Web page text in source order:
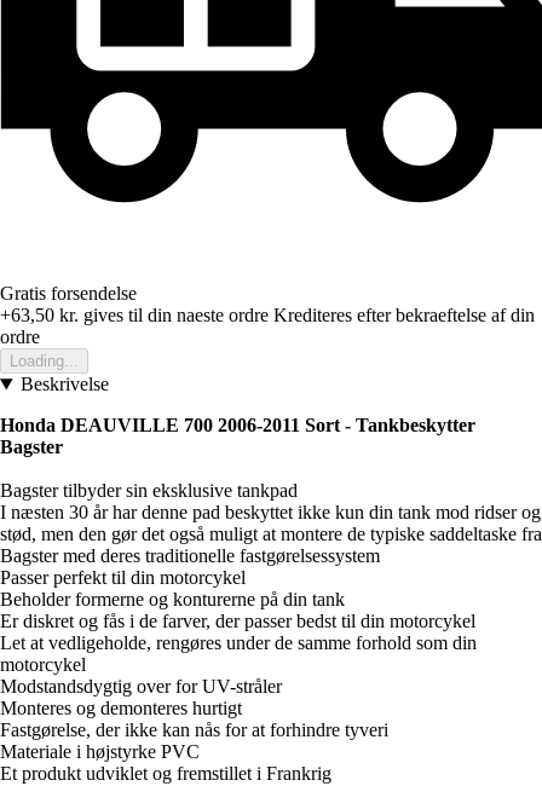
Gratis forsendelse
+63,50 kr. gives til din naeste ordre Krediteres efter bekraeftelse af din
ordre
Loading...
Beskrivelse
Honda DEAUVILLE 700 2006-2011 Sort - Tankbeskytter
Bagster
Bagster tilbyder sin eksklusive tankpad
I næsten 30 år har denne pad beskyttet ikke kun din tank mod ridser og
stød, men den gør det også muligt at montere de typiske saddeltaske fra
Bagster med deres traditionelle fastgørelsessystem
Passer perfekt til din motorcykel
Beholder formerne og konturerne på din tank
Er diskret og fås i de farver, der passer bedst til din motorcykel
Let at vedligeholde, rengøres under de samme forhold som din
motorcykel
Modstandsdygtig over for UV-stråler
Monteres og demonteres hurtigt
Fastgørelse, der ikke kan nås for at forhindre tyveri
Materiale i højstyrke PVC
Et produkt udviklet og fremstillet i Frankrig